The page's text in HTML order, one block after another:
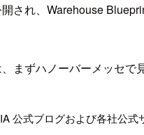
され、Warehouse
まずハノーバーメッセで
公式ブログおよび各社公式